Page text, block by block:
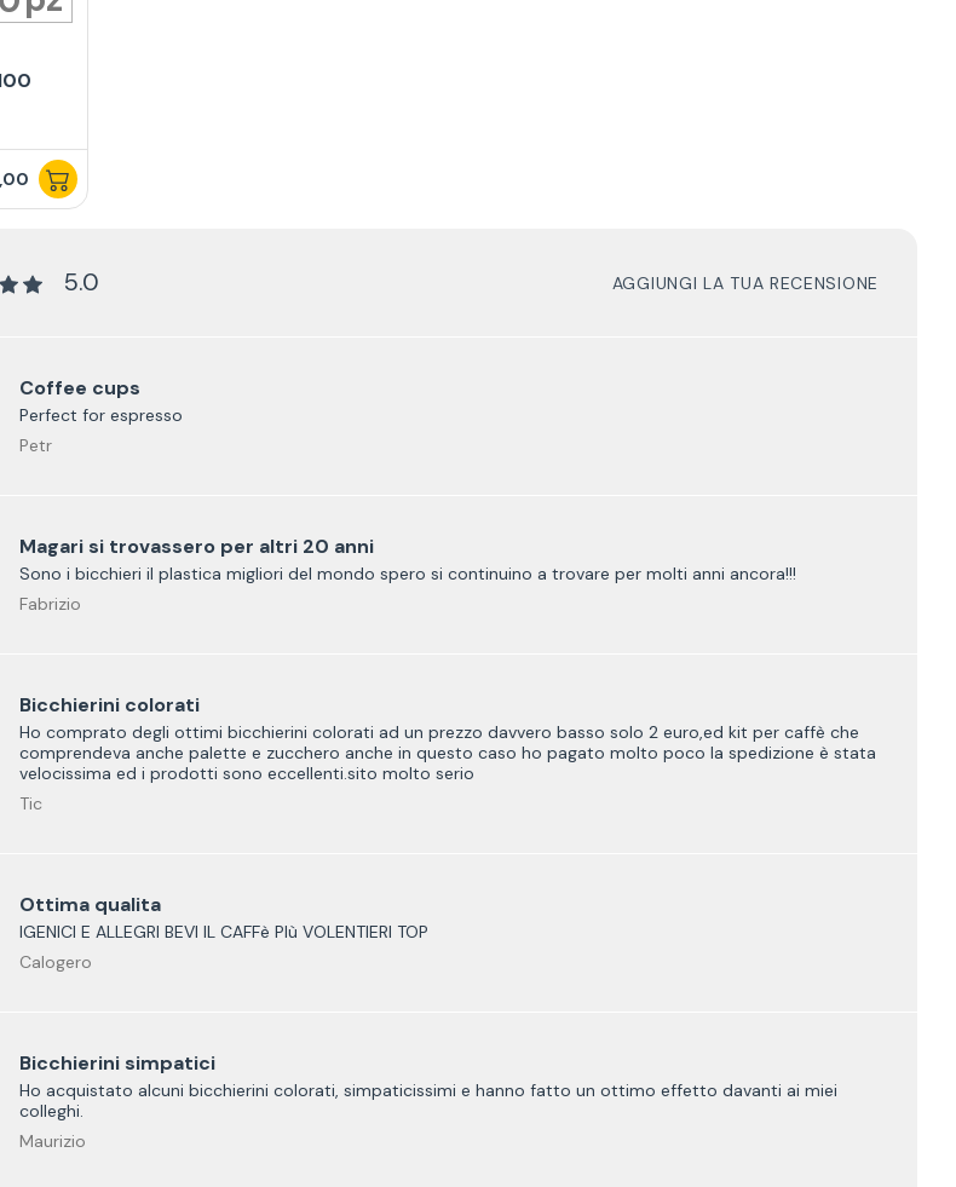
5.0 AGGIUNGI LA TUA RECENSIONE
Coffee cups
Perfect for espresso
Petr
Magari si trovassero per altri 20 anni
Sono i bicchieri il plastica migliori del mondo spero si continuino a trovare per molti anni ancora!!!
Fabrizio
Bicchierini colorati
Ho comprato degli ottimi bicchierini colorati ad un prezzo davvero basso solo 2 euro,ed kit per caffè che
comprendeva anche palette e zucchero anche in questo caso ho pagato molto poco la spedizione è stata
velocissima ed i prodotti sono eccellenti.sito molto serio
Tic
Ottima qualita
IGENICI E ALLEGRI BEVI IL CAFFè PIù VOLENTIERI TOP
Calogero
Bicchierini simpatici
Ho acquistato alcuni bicchierini colorati, simpaticissimi e hanno fatto un ottimo effetto davanti ai miei
colleghi.
Maurizio